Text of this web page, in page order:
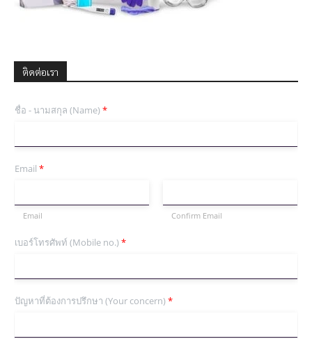
ติดต่อเรา
ชื่อ - นามสกุล (Name)*
Email *
Email Confirm Email
เบอร์โทรศัพท์ (Mobile no.)*
ปัญหาที่ต้องการปรึกษา (Your concern)*